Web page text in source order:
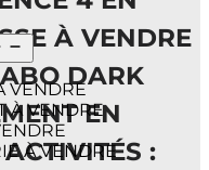
VENDRE
À VENDRE
À VENDRE
À VENDRE
DARK
EN
: